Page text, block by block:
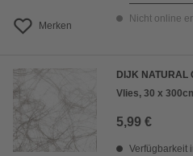
Merken
Nicht online
DIJK NATURAL
Vlies, 30 x
5,99 €
Verfügbarkeit